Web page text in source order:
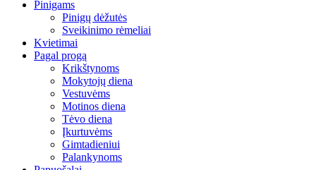
Pinigams
Pinigų dėžutės
Sveikinimo rėmeliai
Kvietimai
Pagal progą
Krikštynoms
Mokytojų diena
Vestuvėms
Motinos diena
Tėvo diena
Įkurtuvėms
Gimtadieniui
Palankynoms